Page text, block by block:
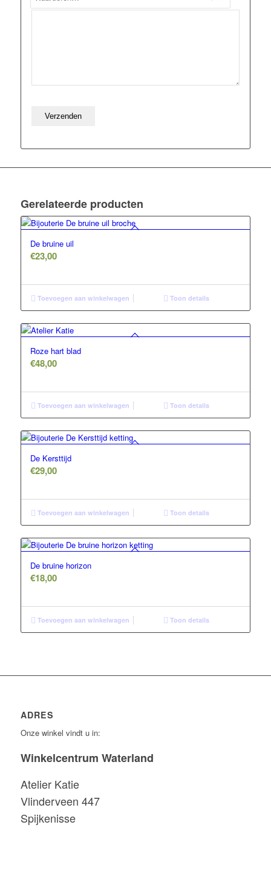
Gerelateerde producten
De bruine uil
€23,00
Toevoegen aan winkelwagen Toon details
Roze hart blad
€48,00
Toevoegen aan winkelwagen Toon details
De Kersttijd
€29,00
Toevoegen aan winkelwagen Toon details
De bruine horizon
€18,00
Toevoegen aan winkelwagen Toon details
ADRES
Onze winkel vindt u in:
Winkelcentrum Waterland
Atelier Katie
Vlinderveen 447
Spijkenisse